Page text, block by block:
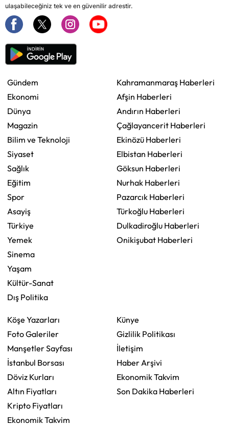
ulaşabileceğiniz tek ve en güvenilir adrestir.
Gündem
Ekonomi
Dünya
Magazin
Bilim ve Teknoloji
Siyaset
Sağlık
Eğitim
Spor
Asayiş
Türkiye
Yemek
Sinema
Yaşam
Kültür-Sanat
Dış Politika
Kahramanmaraş Haberleri
Afşin Haberleri
Andırın Haberleri
Çağlayancerit Haberleri
Ekinözü Haberleri
Elbistan Haberleri
Göksun Haberleri
Nurhak Haberleri
Pazarcık Haberleri
Türkoğlu Haberleri
Dulkadiroğlu Haberleri
Onikişubat Haberleri
Köşe Yazarları
Foto Galeriler
Manşetler Sayfası
İstanbul Borsası
Döviz Kurları
Altın Fiyatları
Kripto Fiyatları
Ekonomik Takvim
Künye
Gizlilik Politikası
İletişim
Haber Arşivi
Ekonomik Takvim
Son Dakika Haberleri